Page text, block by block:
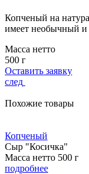
Копченый на
имеет необычный и
Масса нетто
500 г
Оставить заявку
след
Похожие товары
Копченый
Сыр "Косичка"
Масса нетто 500 г
подробнее